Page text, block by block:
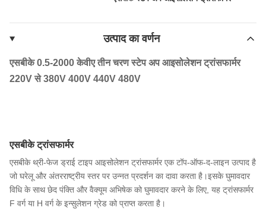
उत्पाद का वर्णन
एसबीके 0.5-2000 केवीए तीन चरण स्टेप अप आइसोलेशन ट्रांसफार्मर
220V से 380V 400V 440V 480V
एसबीके ट्रांसफार्मर
एसबीके थ्री-फेज ड्राई टाइप आइसोलेशन ट्रांसफार्मर एक टॉप-ऑफ-द-लाइन उत्पाद है
जो घरेलू और अंतरराष्ट्रीय स्तर पर उन्नत प्रदर्शन का दावा करता है।इसके घुमावदार
विधि के साथ छेद पंक्ति और वैक्यूम अभिषेक को घुमावदार करने के लिए, यह ट्रांसफार्मर
F वर्ग या H वर्ग के इन्सुलेशन ग्रेड को प्राप्त करता है।